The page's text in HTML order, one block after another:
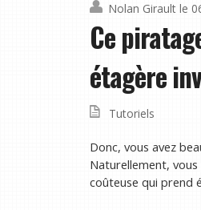
Nolan Girault le
Ce
étagère
Tutoriels
Donc, vous avez
Naturellement,
coûteuse qui prend